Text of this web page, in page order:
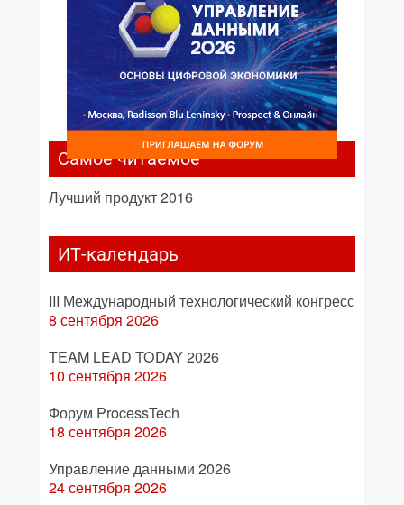
Самое читаемое
Лучший продукт 2016
ИТ-календарь
III Международный технологический конгресс
8 сентября 2026
TEAM LEAD TODAY 2026
10 сентября 2026
Форум ProcessTech
18 сентября 2026
Управление данными 2026
24 сентября 2026